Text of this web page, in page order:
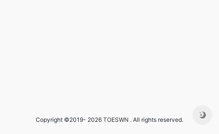
Copyright ©2019- 2026 TOESWN . All rights reserved.